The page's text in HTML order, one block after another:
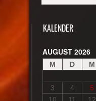
KALENDER
AUGUST 2026
M D M
3
4 5
10
11 12